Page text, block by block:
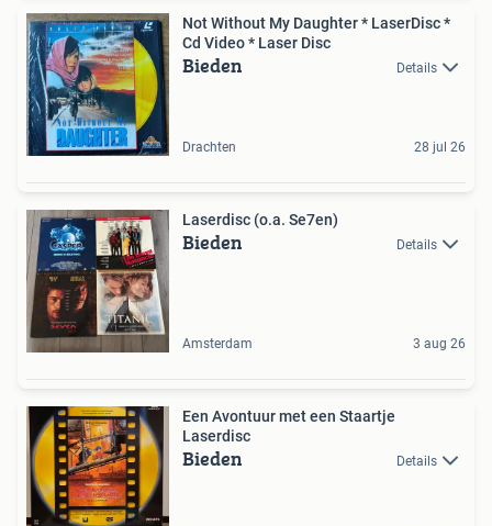
Not Without My Daughter * LaserDisc *
Cd Video * Laser Disc
Bieden Details
Drachten 28 jul 26
Laserdisc (o.a. Se7en)
Bieden Details
Amsterdam 3 aug 26
Een Avontuur met een Staartje
Laserdisc
Bieden Details